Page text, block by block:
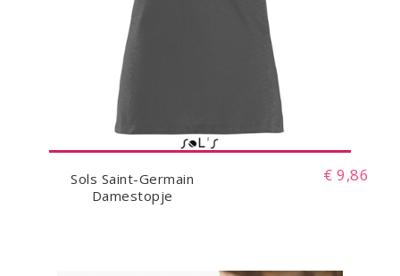
Sols Saint-Germain
Damestopje
€ 9,86